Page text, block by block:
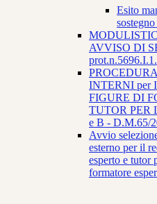
Esito
AVVISO DI
INTERNI per
FIGURE DI
TUTOR PER
e B - D.M.65/
Avvio
esterno per il
esperto e tutor
formatore